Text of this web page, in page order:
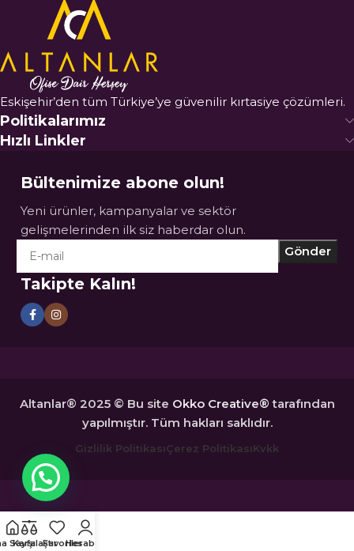
Eskişehir’den tüm Türkiye’ye güvenilir kırtasiye çözümleri.
Politikalarımız
Hızlı Linkler
Bültenimize abone olun!
Yeni ürünler, kampanyalar ve sektör
gelişmelerinden ilk siz haberdar olun.
Takipte Kalın!
Altanlar® 2025 © Bu site Okko Creative® tarafından
yapılmıştır. Tüm hakları saklıdır.
Gizlilik PolitikasıÇerez PolitikasıKvkk
Sayfa
KarşılaştırFavorilerHesabım